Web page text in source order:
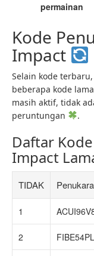
permainan
Kode
Impact
Selain kode
beberapa kode
masih aktif, tidak
peruntungan
.
Daftar
Impact
TIDAK
1
2